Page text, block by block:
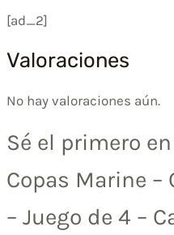
[ad_2]
Valoraciones
No hay valoraciones aún.
Sé el primero
Copas Marine –
– Juego de 4 –